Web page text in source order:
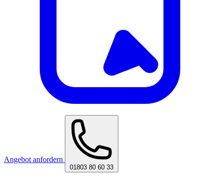
Angebot anfordern
01803 80 60 33